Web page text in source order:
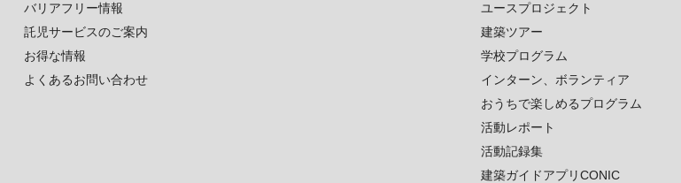
バリアフリー情報
託児サービスのご案内
お得な情報
よくあるお問い合わせ
ユースプロジェクト
建築ツアー
学校プログラム
インターン、ボランティア
おうちで楽しめるプログラム
活動レポート
活動記録集
建築ガイドアプリCONIC